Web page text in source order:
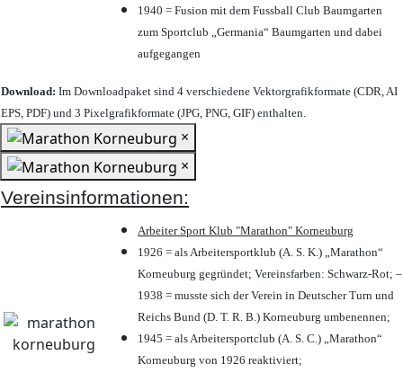
1940 = Fusion mit dem Fussball Club Baumgarten
zum Sportclub „Germania“ Baumgarten und dabei
aufgegangen
Download: Im Downloadpaket sind 4 verschiedene Vektorgrafikformate (CDR, AI
EPS, PDF) und 3 Pixelgrafikformate (JPG, PNG, GIF) enthalten.
×
×
Vereinsinformationen:
Arbeiter Sport Klub "Marathon" Korneuburg
1926 = als Arbeitersportklub (A. S. K.) „Marathon“
Korneuburg gegründet; Vereinsfarben: Schwarz-Rot; –
1938 = musste sich der Verein in Deutscher Turn und
Reichs Bund (D. T. R. B.) Korneuburg umbenennen;
1945 = als Arbeitersportclub (A. S. C.) „Marathon“
Korneuburg von 1926 reaktiviert;